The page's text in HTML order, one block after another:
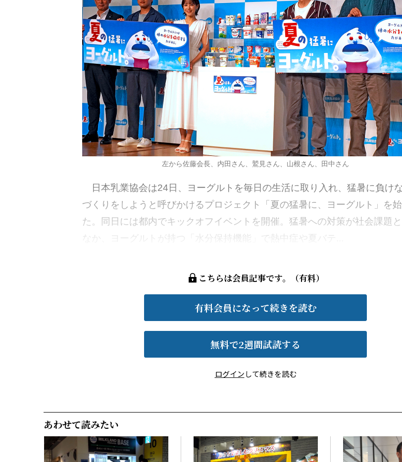
左から佐藤会長、内田さん、鷲見さん、山根さん、田中さん
日本乳業協会は24日、ヨーグルトを毎日の生活に取り入れ、猛暑に負け
づくりをしようと呼びかけるプロジェクト「夏の猛暑に、ヨーグルト」を
た。同日には都内でキックオフイベントを開催。猛暑への対策が社会課題
なか、ヨーグルトが持つ「水分保持機能」で熱中症や夏バテ...
こちらは会員記事です。（有料）
有料会員になって続きを読む
無料で2週間試読する
ログインして続きを読む
あわせて読みたい